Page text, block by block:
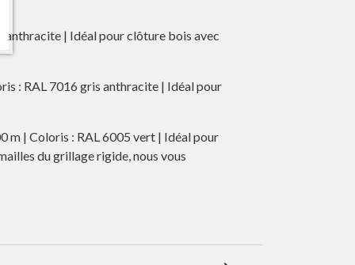
anthracite | Idéal pour clôture bois avec
: RAL 7016 gris anthracite | Idéal pour
m | Coloris : RAL 6005 vert | Idéal pour
du grillage rigide, nous vous